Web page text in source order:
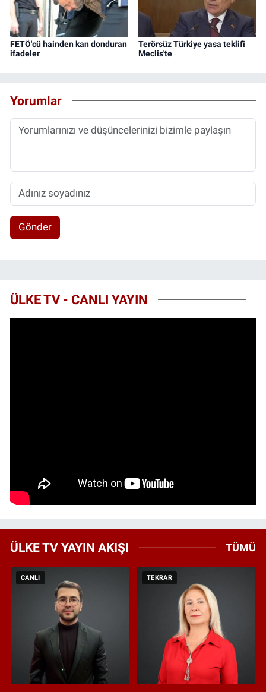
FETÖ'cü hainden kan donduran
ifadeler
Terörsüz Türkiye yasa teklifi
Meclis'te
Yorumlar
Gönder
ÜLKE TV - CANLI YAYIN
ÜLKE TV YAYIN AKIŞI TÜMÜ
CANLI TEKRAR